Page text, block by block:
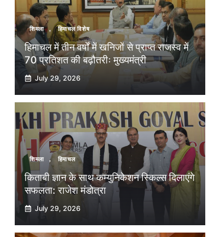
शिमला , हिमाचल विशेष
हिमाचल में तीन वर्षों में खनिजों से प्राप्त राजस्व में
70 प्रतिशत की बढ़ौतरीः मुख्यमंत्री
July 29, 2026
शिमला , हिमाचल
किताबी ज्ञान के साथ कम्युनिकेशन स्किल्स दिलाएंगे
सफलता: राजेश मंडोत्रा
July 29, 2026